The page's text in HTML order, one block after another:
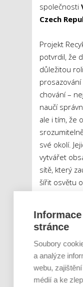
společnosti
Czech
Projekt
potvrdil, že
důležitou
chování –
naučí
ale i tím, že
své okolí.
vytvářet
sítě, který
šířit osvětu
proto
pokračovat i
a zapojit
částí Česka.
stránce
Soubory
a analýze
webu,
médií a ke